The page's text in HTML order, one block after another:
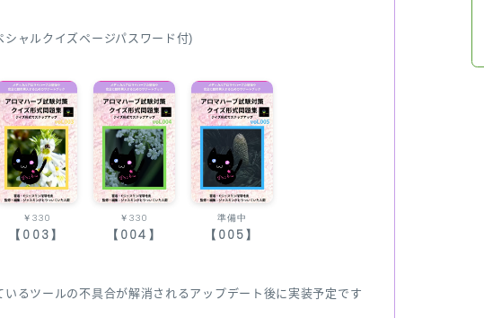
シャルクイズページパスワード付)
￥330
【003】
￥330
【004】
準備中
【005】
るツールの不具合が解消されるアップデート後に実装予定です